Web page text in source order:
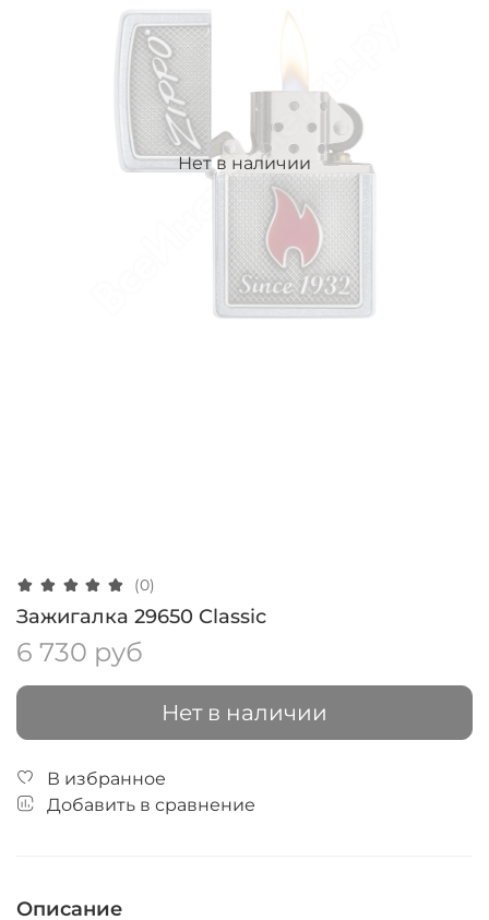
Нет в наличии
(0)
Зажигалка 29650 Classic
6 730 руб
Нет в наличии
В избранное
Добавить в сравнение
Описание